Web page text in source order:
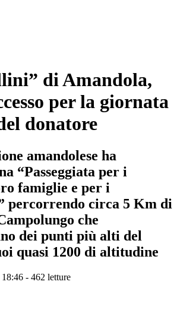
di Amandola,
per la giornata
donatore
amandolese ha
“Passeggiata per i
famiglie e per i
percorrendo circa 5 Km di
che
dei punti più alti del
quasi 1200 di altitudine
- 462 letture